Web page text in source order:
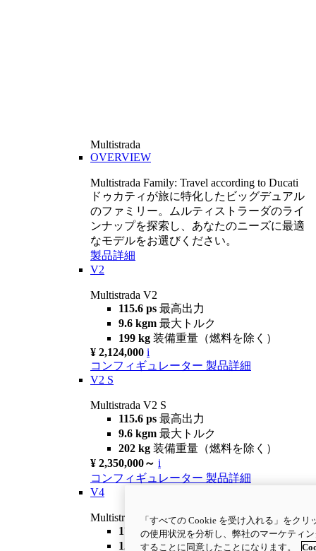
Multistrada
OVERVIEW
Multistrada Family: Travel according to Ducati
ドゥカティが旅に特化したビッグデュアル
のファミリー。ムルティストラーダのライ
ンナップを探索し、あなたのニーズに最適
なモデルをお選びください。
製品詳細
V2
Multistrada V2
115.6 ps 最高出力
9.6 kgm 最大トルク
199 kg 装備重量（燃料を除く）
¥ 2,124,000 i
コンフィギュレーター 製品詳細
V2 S
Multistrada V2 S
115.6 ps 最高出力
9.6 kgm 最大トルク
202 kg 装備重量（燃料を除く）
¥ 2,350,000～ i
コンフィギュレーター 製品詳細
V4
Multistrada V4
170 ps最高出力
12.7 kgm最大トルク
「すべての Cookie を受け入れる」をク
の使用状況を分析し、弊社のマーケティ
することに同意したことになります。